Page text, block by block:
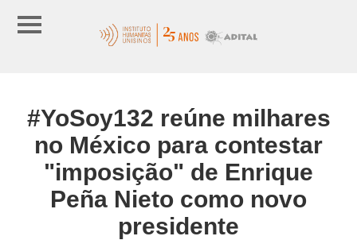
#YoSoy132 reúne milhares
no México para contestar
"imposição" de Enrique
Peña Nieto como novo
presidente